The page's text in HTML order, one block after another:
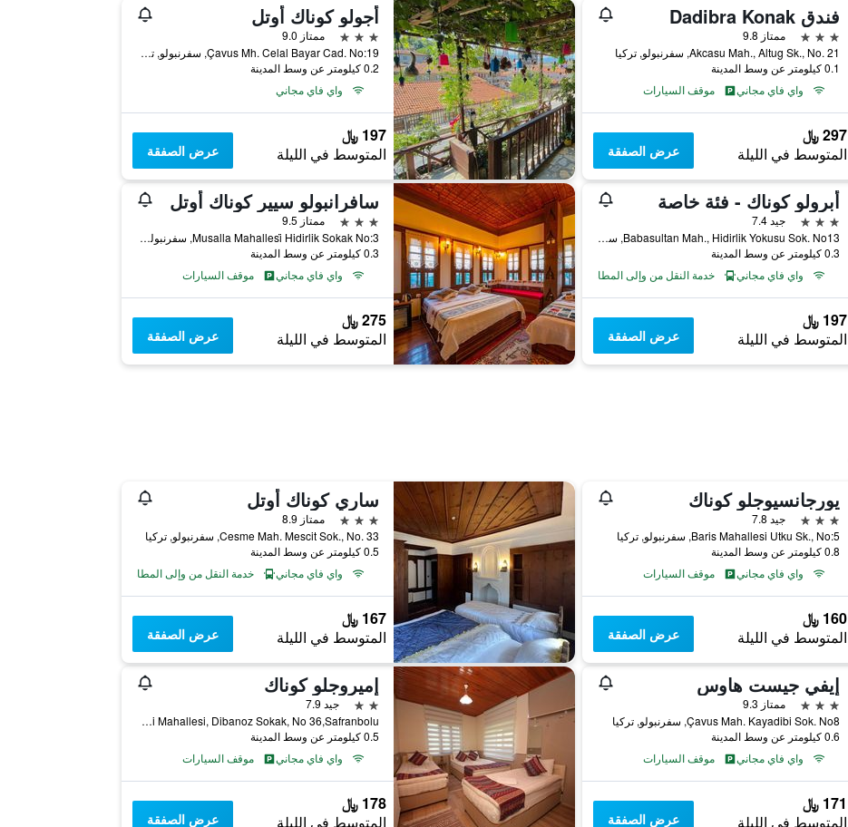
فندق Dadibra Konak
3 نجوم
ممتاز 9.8
Akcasu Mah., Altug Sk., No. 21, سفرنبولو, تركيا
0.1 كيلومتر عن وسط المدينة
واي فاي مجاني
موقف السيارات
297 ﷼
المتوسط في الليلة عرض الصفقة
أجولو كوناك أوتل
3 نجوم
ممتاز 9.0
Çavus Mh. Celal Bayar Cad. No:19, سفرنبولو, تركيا
0.2 كيلومتر عن وسط المدينة
واي فاي مجاني
197 ﷼
المتوسط في الليلة عرض الصفقة
أبرولو كوناك - فئة خاصة
3 نجوم
جيد 7.4
Babasultan Mah., Hidirlik Yokusu Sok. No13, سفرنبولو, تركيا
0.3 كيلومتر عن وسط المدينة
واي فاي مجاني
خدمة النقل من وإلى المطار
197 ﷼
المتوسط في الليلة عرض الصفقة
سافرانبولو سيير كوناك أوتل
3 نجوم
ممتاز 9.5
Musalla Mahallesi̇ Hidirlik Sokak No:3, سفرنبولو, تركيا
0.3 كيلومتر عن وسط المدينة
واي فاي مجاني
موقف السيارات
275 ﷼
المتوسط في الليلة عرض الصفقة
يورجانسيوجلو كوناك
3 نجوم
جيد 7.8
Baris Mahallesi Utku Sk., No:5, سفرنبولو, تركيا
0.8 كيلومتر عن وسط المدينة
واي فاي مجاني
موقف السيارات
160 ﷼
المتوسط في الليلة عرض الصفقة
ساري كوناك أوتل
3 نجوم
ممتاز 8.9
Cesme Mah. Mescit Sok., No. 33, سفرنبولو, تركيا
0.5 كيلومتر عن وسط المدينة
واي فاي مجاني
خدمة النقل من وإلى المطار
167 ﷼
المتوسط في الليلة عرض الصفقة
إيفي جيست هاوس
3 نجوم
ممتاز 9.3
Çavus Mah. Kayadibi Sok. No8, سفرنبولو, تركيا
0.6 كيلومتر عن وسط المدينة
واي فاي مجاني
موقف السيارات
171 ﷼
المتوسط في الليلة عرض الصفقة
إميروجلو كوناك
2 نجمتين
جيد 7.9
Hüseyin Celebi Mahallesi, Dibanoz Sokak, No 36,Safranbolu, سفرنبولو, تركيا
0.5 كيلومتر عن وسط المدينة
واي فاي مجاني
موقف السيارات
178 ﷼
المتوسط في الليلة عرض الصفقة